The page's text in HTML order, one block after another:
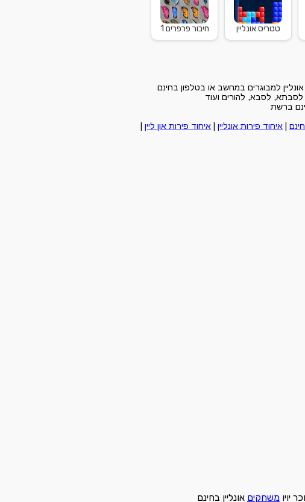
טטריס אונליין חיבור פרפרים 1
למבוגרים במחשב או בטלפון בחינם
לסבתא, לסבא, להורים ועוד
ברשת
איחוד פירות אונליין איחוד פירות און ליין
יויו משחקים אונליין בחינם